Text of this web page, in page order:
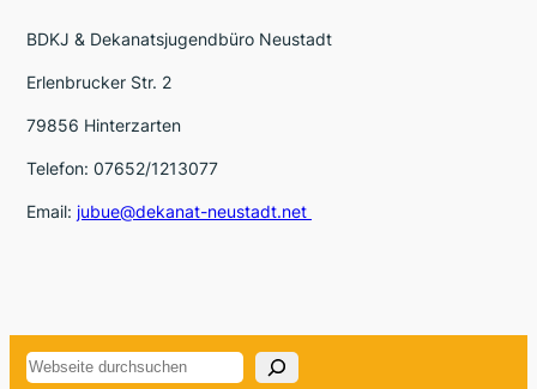
BDKJ & Dekanatsjugendbüro Neustadt
Erlenbrucker Str. 2
79856 Hinterzarten
Telefon: 07652/1213077
Email: jubue@dekanat-neustadt.net
Suchen